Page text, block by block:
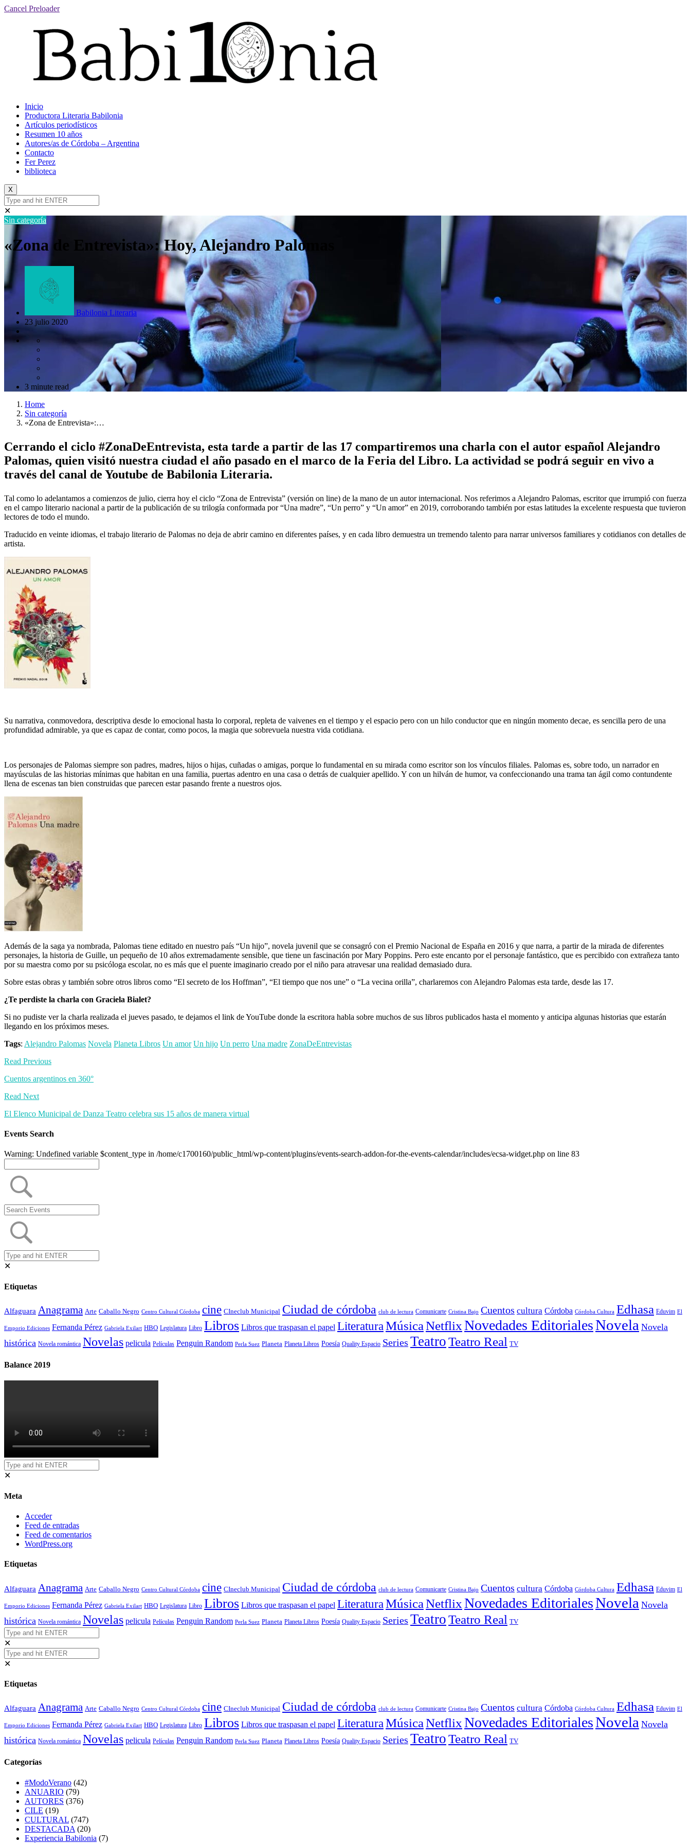
Cancel Preloader
Inicio
Productora Literaria Babilonia
Artículos periodísticos
Resumen 10 años
Autores/as de Córdoba – Argentina
Contacto
Fer Perez
biblioteca
X
✕
Sin categoría
«Zona de Entrevista»: Hoy, Alejandro Palomas
Babilonia Literaria
23 julio 2020
3 minute read
Home
Sin categoría
«Zona de Entrevista»:…
Cerrando el ciclo #ZonaDeEntrevista, esta tarde a partir de las 17 compartiremos una charla con el autor español Alejandro
Palomas, quien visitó nuestra ciudad el año pasado en el marco de la Feria del Libro. La actividad se podrá seguir en vivo a
través del canal de Youtube de Babilonia Literaria.
Tal como lo adelantamos a comienzos de julio, cierra hoy el ciclo “Zona de Entrevista” (versión on line) de la mano de un autor internacional. Nos referimos a Alejandro Palomas, escritor que irrumpió con fuerza
en el campo literario nacional a partir de la publicación de su trilogía conformada por “Una madre”, “Un perro” y “Un amor” en 2019, corroborando también por estas latitudes la excelente respuesta que tuvieron
lectores de todo el mundo.
Traducido en veinte idiomas, el trabajo literario de Palomas no deja de abrir camino en diferentes países, y en cada libro demuestra un tremendo talento para narrar universos familiares y cotidianos con detalles de
artista.
Su narrativa, conmovedora, descriptiva desde lo emocional hasta lo corporal, repleta de vaivenes en el tiempo y el espacio pero con un hilo conductor que en ningún momento decae, es sencilla pero de una
profundidad admirable, ya que es capaz de contar, como pocos, la magia que sobrevuela nuestra vida cotidiana.
Los personajes de Palomas siempre son padres, madres, hijos o hijas, cuñadas o amigas, porque lo fundamental en su mirada como escritor son los vínculos filiales. Palomas es, sobre todo, un narrador en
mayúsculas de las historias mínimas que habitan en una familia, puertas adentro en una casa o detrás de cualquier apellido. Y con un hilván de humor, va confeccionando una trama tan ágil como contundente
llena de escenas tan bien construidas que parecen estar pasando frente a nuestros ojos.
Además de la saga ya nombrada, Palomas tiene editado en nuestro país “Un hijo”, novela juvenil que se consagró con el Premio Nacional de España en 2016 y que narra, a partir de la mirada de diferentes
personajes, la historia de Guille, un pequeño de 10 años extremadamente sensible, que tiene un fascinación por Mary Poppins. Pero este encanto por el personaje fantástico, que es percibido con extrañeza tanto
por su maestra como por su psicóloga escolar, no es más que el puente imaginario creado por el niño para atravesar una realidad demasiado dura.
Sobre estas obras y también sobre otros libros como “El secreto de los Hoffman”, “El tiempo que nos une” o “La vecina orilla”, charlaremos con Alejandro Palomas esta tarde, desde las 17.
¿Te perdiste la charla con Graciela Bialet?
Si no pudiste ver la charla realizada el jueves pasado, te dejamos el link de YouTube donde la escritora habla sobre muchos de sus libros publicados hasta el momento y anticipa algunas historias que estarán
llegando en los próximos meses.
Tags: Alejandro Palomas Novela Planeta Libros Un amor Un hijo Un perro Una madre ZonaDeEntrevistas
Read Previous
Cuentos argentinos en 360°
Read Next
El Elenco Municipal de Danza Teatro celebra sus 15 años de manera virtual
Events Search
Warning: Undefined variable $content_type in /home/c1700160/public_html/wp-content/plugins/events-search-addon-for-the-events-calendar/includes/ecsa-widget.php on line 83
✕
Etiquetas
Alfaguara Anagrama Arte Caballo Negro Centro Cultural Córdoba cine CIneclub Municipal Ciudad de córdoba club de lectura Comunicarte Cristina Bajo Cuentos cultura Córdoba Córdoba Cultura Edhasa Eduvim El
Emporio Ediciones Fernanda Pérez Gabriela Exilart HBO Legislatura Libro Libros Libros que traspasan el papel LiteraturaMúsicaNetflixNovedades EditorialesNovela Novela
histórica Novela romántica Novelas pelicula Películas Penguin Random Perla Suez Planeta Planeta Libros Poesía Quality Espacio Series TeatroTeatro Real TV
Balance 2019
✕
Meta
Acceder
Feed de entradas
Feed de comentarios
WordPress.org
Etiquetas
Alfaguara Anagrama Arte Caballo Negro Centro Cultural Córdoba cine CIneclub Municipal Ciudad de córdoba club de lectura Comunicarte Cristina Bajo Cuentos cultura Córdoba Córdoba Cultura Edhasa Eduvim El
Emporio Ediciones Fernanda Pérez Gabriela Exilart HBO Legislatura Libro Libros Libros que traspasan el papel LiteraturaMúsicaNetflixNovedades EditorialesNovela Novela
histórica Novela romántica Novelas pelicula Películas Penguin Random Perla Suez Planeta Planeta Libros Poesía Quality Espacio Series TeatroTeatro Real TV
✕
✕
Etiquetas
Alfaguara Anagrama Arte Caballo Negro Centro Cultural Córdoba cine CIneclub Municipal Ciudad de córdoba club de lectura Comunicarte Cristina Bajo Cuentos cultura Córdoba Córdoba Cultura Edhasa Eduvim El
Emporio Ediciones Fernanda Pérez Gabriela Exilart HBO Legislatura Libro Libros Libros que traspasan el papel LiteraturaMúsicaNetflixNovedades EditorialesNovela Novela
histórica Novela romántica Novelas pelicula Películas Penguin Random Perla Suez Planeta Planeta Libros Poesía Quality Espacio Series TeatroTeatro Real TV
Categorías
#ModoVerano (42)
ANUARIO (79)
AUTORES (376)
CILE (19)
CULTURAL (747)
DESTACADA (20)
Experiencia Babilonia (7)